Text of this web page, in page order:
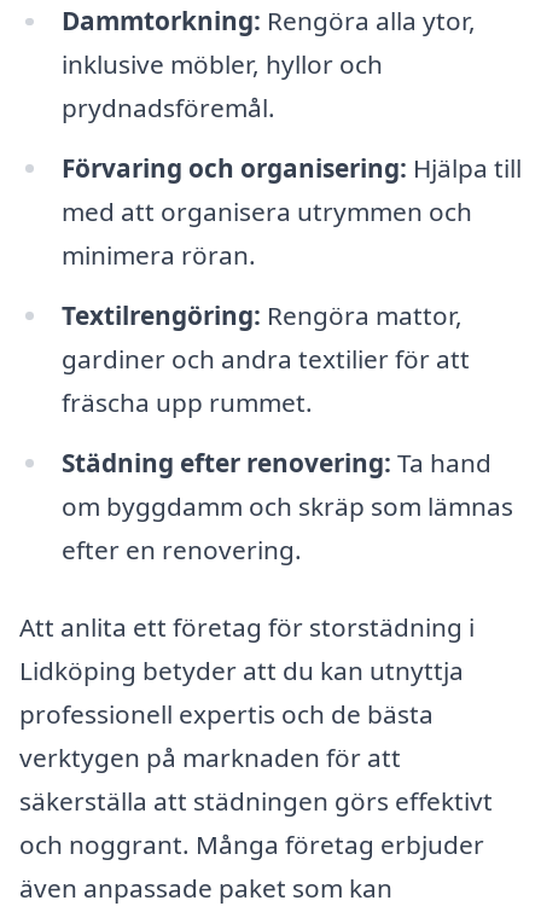
Dammtorkning: Rengöra alla ytor,
inklusive möbler, hyllor och
prydnadsföremål.
Förvaring och organisering: Hjälpa till
med att organisera utrymmen och
minimera röran.
Textilrengöring: Rengöra mattor,
gardiner och andra textilier för att
fräscha upp rummet.
Städning efter renovering: Ta hand
om byggdamm och skräp som lämnas
efter en renovering.
Att anlita ett företag för storstädning i
Lidköping betyder att du kan utnyttja
professionell expertis och de bästa
verktygen på marknaden för att
säkerställa att städningen görs effektivt
och noggrant. Många företag erbjuder
även anpassade paket som kan